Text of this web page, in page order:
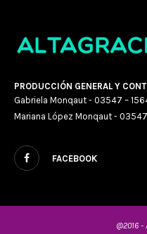
PRODUCCIÓN GENERAL Y
Gabriela Monqaut - 03547 –
Mariana López Monqaut -
FACEBOOK
@2016 -